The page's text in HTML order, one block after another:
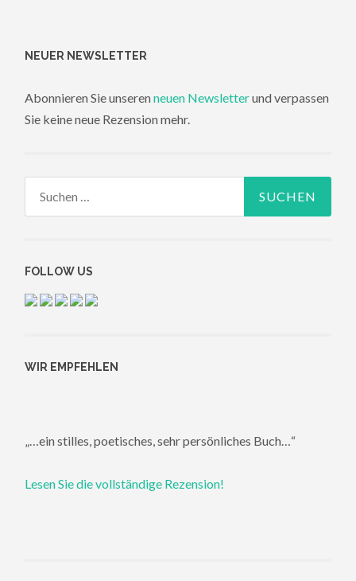
NEUER NEWSLETTER
Abonnieren Sie unserenneuen Newsletterund verpassen
Sie keine neue Rezension mehr.
FOLLOW US
WIR EMPFEHLEN
„…ein stilles, poetisches, sehr persönliches Buch…“
Lesen Sie die vollständige Rezension!